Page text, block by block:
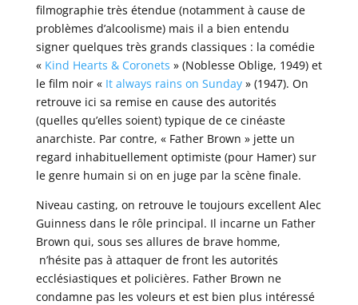
filmographie très étendue (notamment à cause de
problèmes d’alcoolisme) mais il a bien entendu
signer quelques très grands classiques : la comédie
« Kind Hearts & Coronets » (Noblesse Oblige, 1949) et
le film noir « It always rains on Sunday» (1947). On
retrouve ici sa remise en cause des autorités
(quelles qu’elles soient) typique de ce cinéaste
anarchiste. Par contre, « Father Brown » jette un
regard inhabituellement optimiste (pour Hamer) sur
le genre humain si on en juge par la scène finale.
Niveau casting, on retrouve le toujours excellent Alec
Guinness dans le rôle principal. Il incarne un Father
Brown qui, sous ses allures de brave homme,
n’hésite pas à attaquer de front les autorités
ecclésiastiques et policières. Father Brown ne
condamne pas les voleurs et est bien plus intéressé